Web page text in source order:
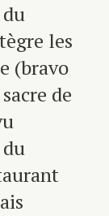
les
(bravo
de